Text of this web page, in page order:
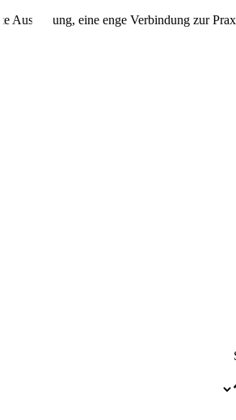
Ausbildung, eine enge Verbindung zur